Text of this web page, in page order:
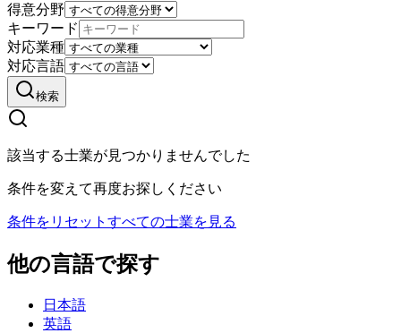
得意分野
キーワード
対応業種
対応言語
検索
該当する士業が見つかりませんでした
条件を変えて再度お探しください
条件をリセット すべての士業を見る
他の言語で探す
日本語
英語